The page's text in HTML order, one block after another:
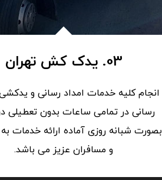
03. یدک کش تهران
انجام کلیه خدمات امداد رسانی و
رسانی در تمامی ساعات بدون تعطیلی
بصورت شبانه روزی آماده ارائه خدمات به
و مسافران عزیز می باشد.